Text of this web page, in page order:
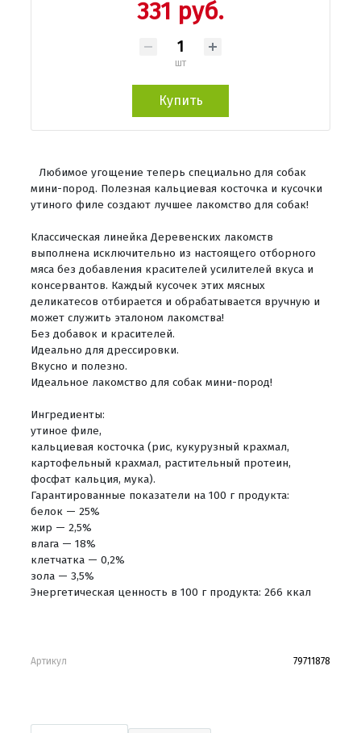
331 руб.
шт
Купить
Любимое угощение теперь специально для собак
мини-пород. Полезная кальциевая косточка и кусочки
утиного филе создают лучшее лакомство для собак!
Классическая линейка Деревенских лакомств
выполнена исключительно из настоящего отборного
мяса без добавления красителей усилителей вкуса и
консервантов. Каждый кусочек этих мясных
деликатесов отбирается и обрабатывается вручную и
может служить эталоном лакомства!
Без добавок и красителей.
Идеально для дрессировки.
Вкусно и полезно.
Идеальное лакомство для собак мини-пород!
Ингредиенты:
утиное филе,
кальциевая косточка (рис, кукурузный крахмал,
картофельный крахмал, растительный протеин,
фосфат кальция, мука).
Гарантированные показатели на 100 г продукта:
белок — 25%
жир — 2,5%
влага — 18%
клетчатка — 0,2%
зола — 3,5%
Энергетическая ценность в 100 г продукта: 266 ккал
Артикул 79711878